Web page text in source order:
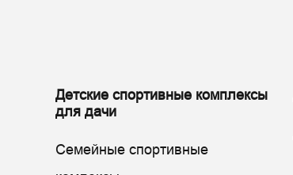
Детские спортивные комплексы
для дачи
Семейные спортивные